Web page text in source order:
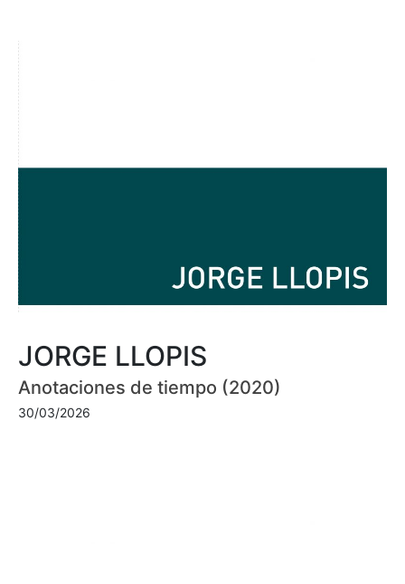
JORGE LLOPIS
Anotaciones de tiempo (2020)
30/03/2026